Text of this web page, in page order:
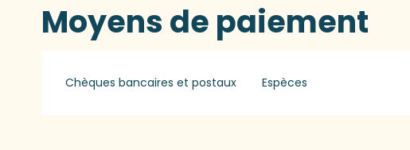
Moyens de paiement
Chèques bancaires et postaux Espèces